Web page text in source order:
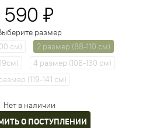
590 ₽
размер
см)
2 размер (88-110 см)
4 размер (108-130 см)
(119-141 см)
Нет в наличии
О ПОСТУПЛЕНИИ